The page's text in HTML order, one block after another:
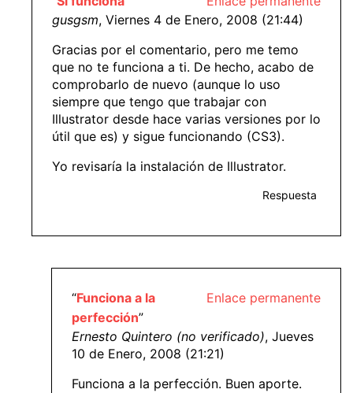
gusgsm, Viernes 4 de Enero, 2008 (21:44)
Gracias por el comentario, pero me temo
que no te funciona a ti. De hecho, acabo de
comprobarlo de nuevo (aunque lo uso
siempre que tengo que trabajar con
Illustrator desde hace varias versiones por lo
útil que es) y sigue funcionando (CS3).
Yo revisaría la instalación de Illustrator.
Respuesta
Enlace permanente
“Funciona a la
perfección”
Ernesto Quintero (no verificado), Jueves
10 de Enero, 2008 (21:21)
Funciona a la perfección. Buen aporte.